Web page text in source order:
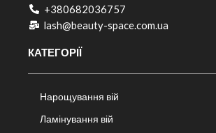
+380682036757​
lash@beauty-space.com.ua
КАТЕГОРІЇ
Нарощування вій
Ламінування вій